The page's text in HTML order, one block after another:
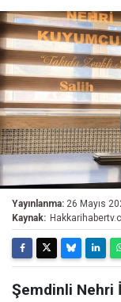
Yayınlanma: 26 Mayıs
Kaynak:
Şemdinli Nehri